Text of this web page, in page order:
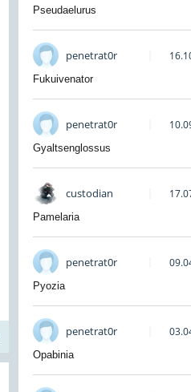
Pseudaelurus
penetrat0r
Fukuivenator
penetrat0r
Gyaltsenglossus
custodian
Pamelaria
penetrat0r
Pyozia
penetrat0r
Opabinia